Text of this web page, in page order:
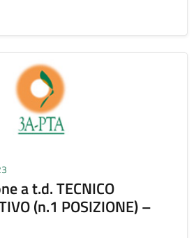
a t.d. TECNICO
(n.1 POSIZIONE) –